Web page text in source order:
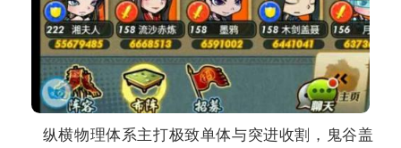
纵横物理体系主打极致单体与突进收割，鬼谷盖